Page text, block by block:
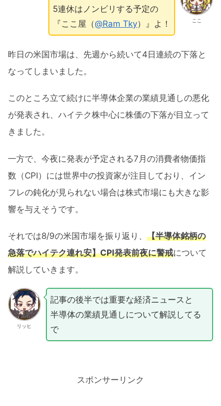
ここ
5連休はノンビリする予定の
『ここ屋（@Ram Tky）』よ！
昨日の米国市場は、先週から続いて4日連続の下落と
なってしまいました。
このところ立て続けに半導体企業の業績見通しの悪化
が発表され、ハイテク株中心に株価の下落が目立って
きました。
一方で、今夜に発表が予定される7月の消費者物価指
数（CPI）には世界中の投資家が注目しており、イン
フレの鈍化が見られない場合は株式市場にも大きな影
響を与えそうです。
それでは8/9の米国市場を振り返り、 【半導体銘柄の
急落でハイテク連れ安】CPI発表前夜に警戒について
解説していきます。
リッヒ
記事の後半では重要な経済ニュースと
半導体の業績見通しについて解説してる
で
スポンサーリンク